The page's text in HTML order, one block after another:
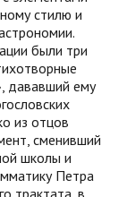
стилю и
были три
дававший ему
из отцов
сменивший
школы и
Петра
трактата, в